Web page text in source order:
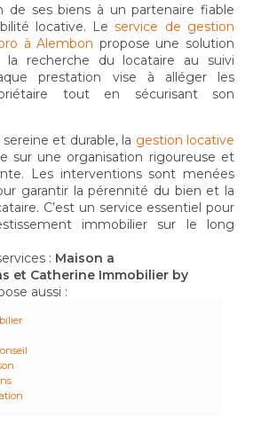
de ses biens à un partenaire fiable
locative. Leservice de gestion
à Alembon propose une solution
recherche du locataire au suivi
prestation vise à alléger les
tout en sécurisant son
et durable, la gestion locative
sur une organisation rigoureuse et
Les interventions sont menées
garantir la pérennité du bien et la
C’est un service essentiel pour
immobilier sur le long
: Maison a
et Catherine Immobilier by
aussi :